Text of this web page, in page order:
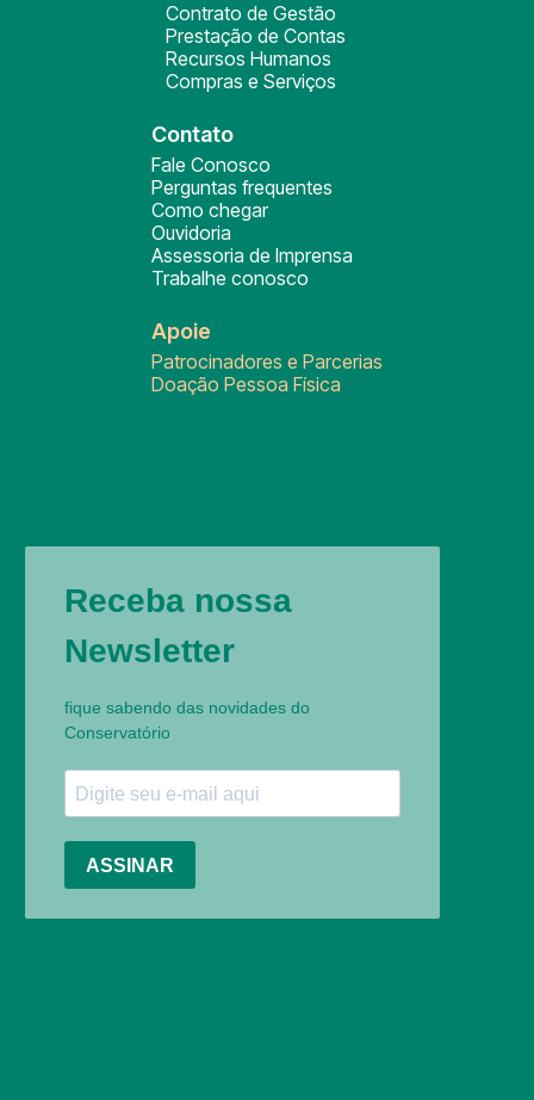
Contrato de Gestão
Prestação de Contas
Recursos Humanos
Compras e Serviços
Contato
Fale Conosco
Perguntas frequentes
Como chegar
Ouvidoria
Assessoria de Imprensa
Trabalhe conosco
Apoie
Patrocinadores e Parcerias
Doação Pessoa Física